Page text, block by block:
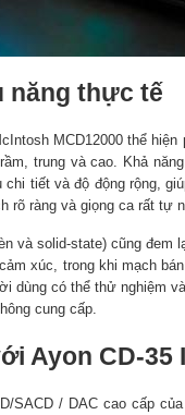
năng thực tế
MCD12000 thể
trung và cao. Khả
tiết và độ động rộng,
rõ ràng và giọng ca rất tự
và solid-state) cũng đem
xúc, trong khi mạch
dùng có thể thử nghiệm
cung cấp.
Ayon CD-35
SACD / DAC cao cấp